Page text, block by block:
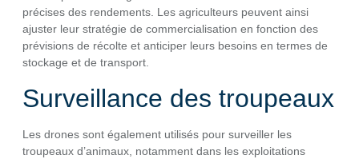
précises des rendements. Les agriculteurs peuvent ainsi
ajuster leur stratégie de commercialisation en fonction des
prévisions de récolte et anticiper leurs besoins en termes de
stockage et de transport.
Surveillance des troupeaux
Les drones sont également utilisés pour surveiller les
troupeaux d’animaux, notamment dans les exploitations